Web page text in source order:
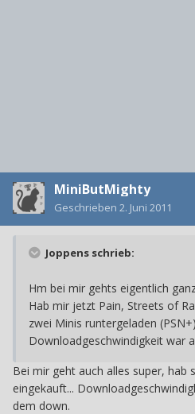
MiniButMighty
Geschrieben 2. Juni 2011
Joppens schrieb:
Hm bei mir gehts eigentlich
Hab mir jetzt Pain, Streets of
zwei Minis runtergeladen
Downloadgeschwindigkeit war
Bei mir geht auch alles super, hab
eingekauft...
dem down.